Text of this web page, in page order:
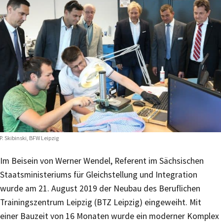
Skibinski, BFW Leipzig
Im Beisein von Werner Wendel, Referent im Sächsischen
Staatsministeriums für Gleichstellung und Integration
wurde am 21. August 2019 der Neubau des Beruflichen
Trainingszentrum Leipzig (BTZ Leipzig) eingeweiht. Mit
einer Bauzeit von 16 Monaten wurde ein moderner Komplex